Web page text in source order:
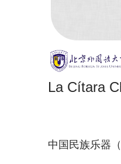
La Cítara
中国民族乐器（